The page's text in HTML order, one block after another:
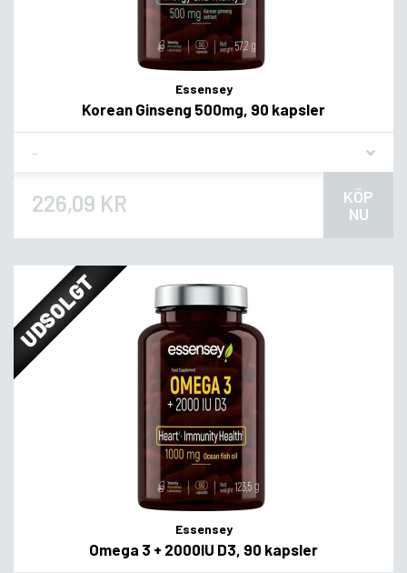
Essensey
Korean Ginseng 500mg, 90 kapsler
226,09 KR
KÖP
NU
UDSOLGT
Essensey
Omega 3 + 2000IU D3, 90 kapsler